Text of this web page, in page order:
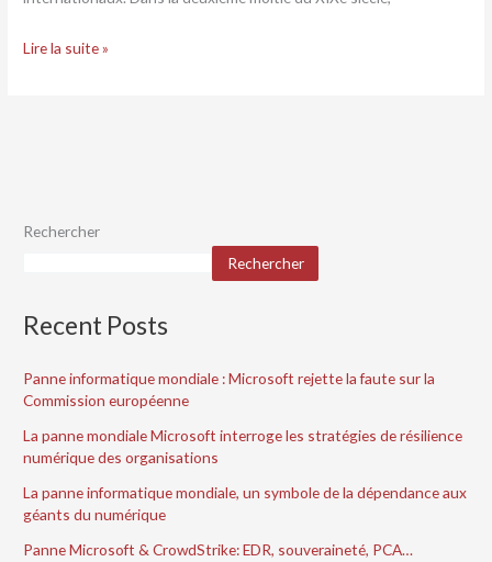
Lire la suite »
Rechercher
Rechercher
Recent Posts
Panne informatique mondiale : Microsoft rejette la faute sur la
Commission européenne
La panne mondiale Microsoft interroge les stratégies de résilience
numérique des organisations
La panne informatique mondiale, un symbole de la dépendance aux
géants du numérique
Panne Microsoft & CrowdStrike: EDR, souveraineté, PCA…